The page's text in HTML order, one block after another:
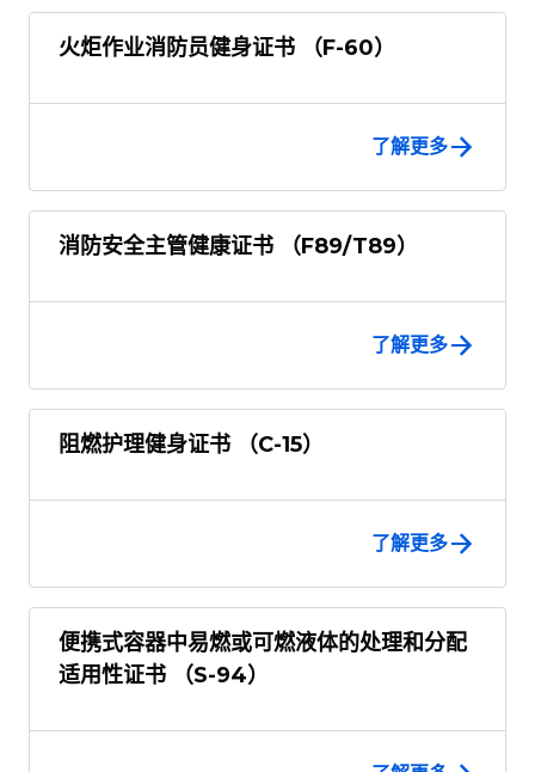
火炬作业消防员健身证书 （F-60）
了解更多
消防安全主管健康证书 （F89/T89）
了解更多
阻燃护理健身证书 （C-15）
了解更多
便携式容器中易燃或可燃液体的处理和分配
适用性证书 （S-94）